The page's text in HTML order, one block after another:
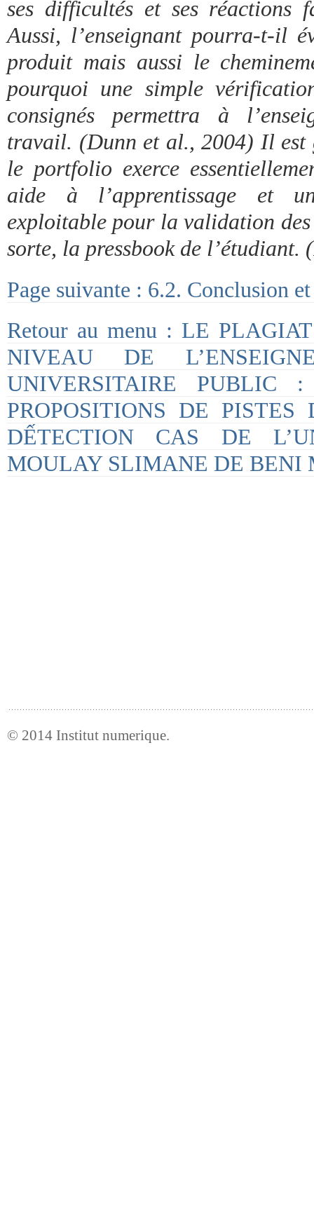
ses difficultés et ses réactions
Aussi, l’enseignant pourra-t-il
produit mais aussi le
pourquoi une simple
consignés permettra à
travail. (Dunn et al., 2004) Il est
le portfolio exerce
aide à l’apprentissage et
exploitable pour la validation
sorte, la pressbook de l’étudiant.
Page suivante : 6.2. Conclusion
Retour au menu : LE
NIVEAU DE
UNIVERSITAIRE PUBLIC
PROPOSITIONS DE
DẾTECTION CAS DE
MOULAY SLIMANE DE BENI
© 2014 Institut numerique.